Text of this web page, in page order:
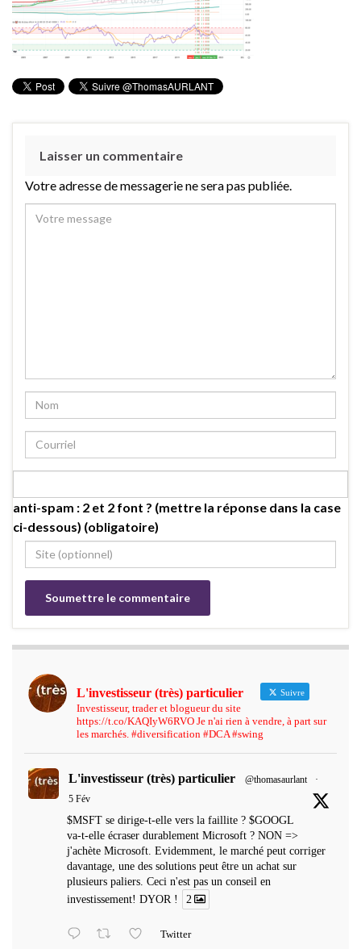
Laisser un commentaire
Votre adresse de messagerie ne sera pas publiée.
anti-spam : 2 et 2 font ? (mettre la réponse dans la case
ci-dessous) (obligatoire)
L'investisseur (très) particulier Suivre
Investisseur, trader et blogueur du site
https://t.co/KAQIyW6RVO Je n'ai rien à vendre, à part sur
les marchés. #diversification #DCA #swing
L'investisseur (très) particulier @thomasaurlant
·
5 Fév
$MSFT se dirige-t-elle vers la faillite ? $GOOGL
va-t-elle écraser durablement Microsoft ? NON =>
j'achète Microsoft. Evidemment, le marché peut corriger
davantage, une des solutions peut être un achat sur
plusieurs paliers. Ceci n'est pas un conseil en
investissement! DYOR !
2
Twitter